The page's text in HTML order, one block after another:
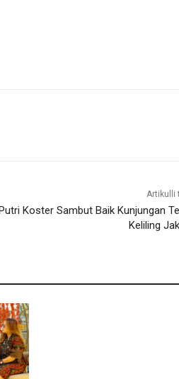
Artikulli
Koster Sambut Baik Kunjungan
Keliling